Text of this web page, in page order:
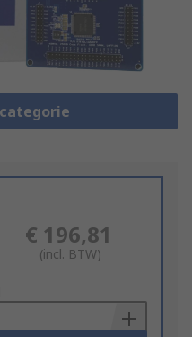
€ 196,81
(incl. BTW)